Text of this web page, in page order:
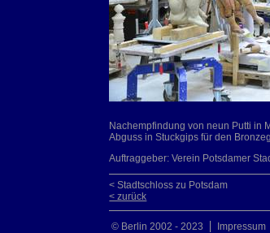
Nachempfindung von neun Putti in
Abguss in Stuckgips für den
Auftraggeber: Verein Potsdamer
< Stadtschloss zu Potsdam
< zurück
© Berlin 2002 - 2023 Impressum